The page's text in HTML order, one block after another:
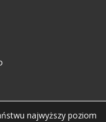
najwyższy poziom